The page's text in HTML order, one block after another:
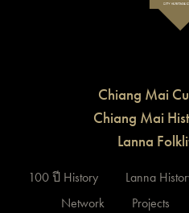
Chiang Mai
Chiang Mai
Lanna
100 ปี History Lanna
Network
Projects